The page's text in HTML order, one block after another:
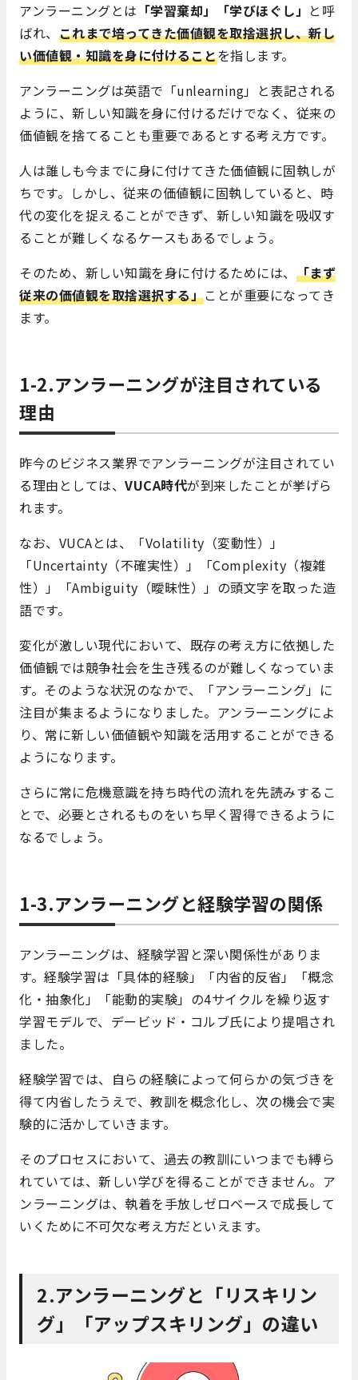
アンラーニングとは 「学習棄却」「学びほぐし」 と呼
ばれ、 これまで培ってきた価値観を取捨選択し、新し
い価値観・知識を身に付けることを指します。
アンラーニングは英語で「unlearning」と表記される
ように、新しい知識を身に付けるだけでなく、従来の
価値観を捨てることも重要であるとする考え方です。
人は誰しも今までに身に付けてきた価値観に固執しが
ちです。しかし、従来の価値観に固執していると、時
代の変化を捉えることができず、新しい知識を吸収す
ることが難しくなるケースもあるでしょう。
そのため、新しい知識を身に付けるためには、 「まず
従来の価値観を取捨選択する」ことが重要になってき
ます。
1-2.アンラーニングが注目されている
理由
昨今のビジネス業界でアンラーニングが注目されてい
る理由としては、 VUCA時代が到来したことが挙げら
れます。
なお、VUCAとは、「Volatility（変動性）」
「Uncertainty（不確実性）」「Complexity（複雑
性）」「Ambiguity（曖昧性）」の頭文字を取った造
語です。
変化が激しい現代において、既存の考え方に依拠した
価値観では競争社会を生き残るのが難しくなっていま
す。そのような状況のなかで、「アンラーニング」に
注目が集まるようになりました。アンラーニングによ
り、常に新しい価値観や知識を活用することができる
ようになります。
さらに常に危機意識を持ち時代の流れを先読みするこ
とで、必要とされるものをいち早く習得できるように
なるでしょう。
1-3.アンラーニングと経験学習の関係
アンラーニングは、経験学習と深い関係性がありま
す。経験学習は「具体的経験」「内省的反省」「概念
化・抽象化」「能動的実験」の4サイクルを繰り返す
学習モデルで、デービッド・コルブ氏により提唱され
ました。
経験学習では、自らの経験によって何らかの気づきを
得て内省したうえで、教訓を概念化し、次の機会で実
験的に活かしていきます。
そのプロセスにおいて、過去の教訓にいつまでも縛ら
れていては、新しい学びを得ることができません。ア
ンラーニングは、執着を手放しゼロベースで成長して
いくために不可欠な考え方だといえます。
2.アンラーニングと「リスキリン
グ」「アップスキリング」の違い